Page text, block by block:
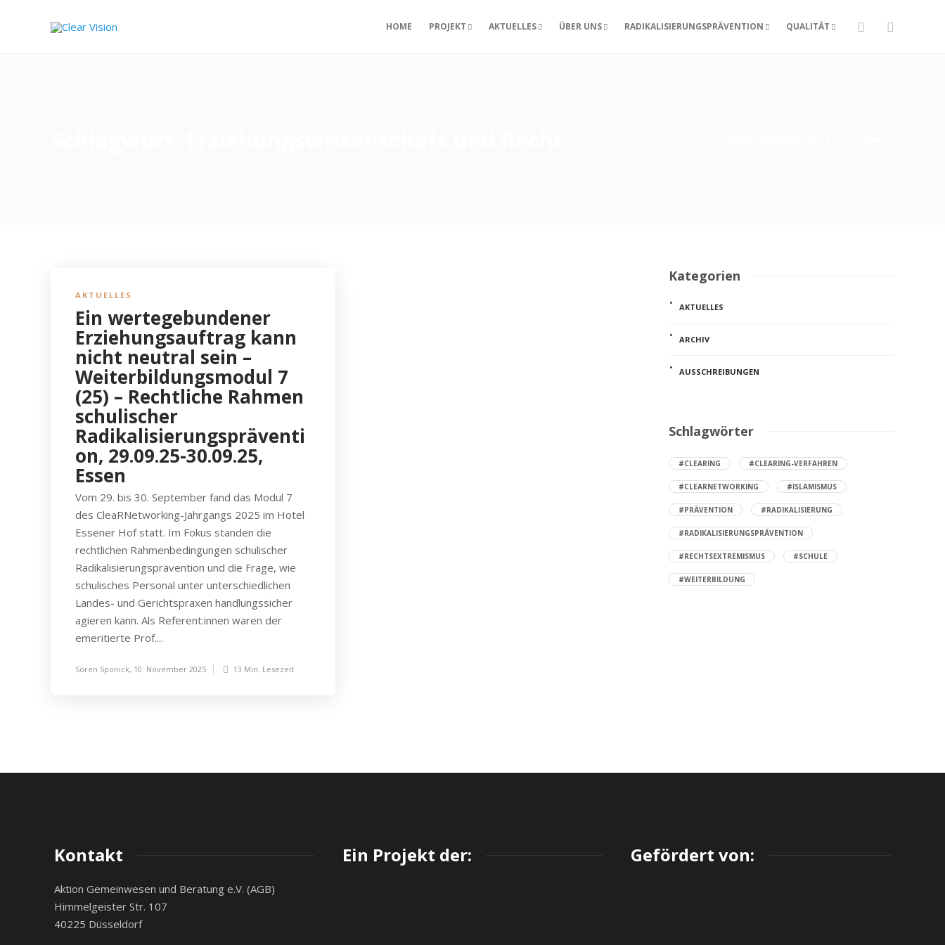
HOME PROJEKT AKTUELLES ÜBER UNS RADIKALISIERUNGSPRÄVENTION QUALITÄT
AKTUELLES
Ein wertegebundener
Erziehungsauftrag kann
nicht neutral sein –
Weiterbildungsmodul 7
(25) – Rechtliche Rahmen
schulischer
Radikalisierungspräventi
on, 29.09.25-30.09.25,
Essen
Vom 29. bis 30. September fand das Modul 7
des CleaRNetworking-Jahrgangs 2025 im Hotel
Essener Hof statt. Im Fokus standen die
rechtlichen Rahmenbedingungen schulischer
Radikalisierungsprävention und die Frage, wie
schulisches Personal unter unterschiedlichen
Landes- und Gerichtspraxen handlungssicher
agieren kann. Als Referent:innen waren der
emeritierte Prof....
Sören Sponick, 10. November 2025 13 Min. Lesezeit
Kategorien
AKTUELLES
ARCHIV
AUSSCHREIBUNGEN
Schlagwörter
#CLEARING #CLEARING-VERFAHREN
#CLEARNETWORKING #ISLAMISMUS
#PRÄVENTION #RADIKALISIERUNG
#RADIKALISIERUNGSPRÄVENTION
#RECHTSEXTREMISMUS #SCHULE
#WEITERBILDUNG
Kontakt
Aktion Gemeinwesen und Beratung e.V. (AGB)
Himmelgeister Str. 107
40225 Düsseldorf
Ein Projekt der: Gefördert von: